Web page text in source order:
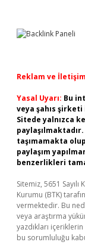
Reklam ve
Yasal Uyarı: Bu
veya şahıs
Sitede yalnızca
taşımamakta
paylaşım
benzerlikleri
Sitemiz, 5651
Kurumu (BTK)
vermektedir. Bu
veya araştırma
yazdıkları
bu sorumluluğu